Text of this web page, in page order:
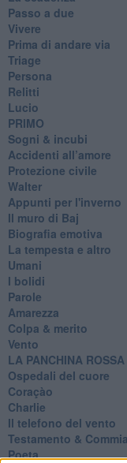
Passo a due
Vivere
Prima di andare via
Triage
Persona
Relitti
Lucio
PRIMO
Sogni & incubi
Accidenti all’amore
Protezione civile
Walter
Appunti per l'inverno
Il muro di Baj
Biografia emotiva
La tempesta e altro
Umani
I bolidi
Parole
Amarezza
Colpa & merito
Vento
​LA PANCHINA
Ospedali del cuore
Coraçào
Charlie
Il telefono del vento
Testamento &
Poeta